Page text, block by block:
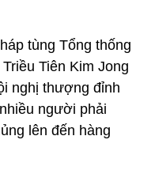
tùng Tổng thống
Tiên Kim Jong
nghị thượng đỉnh
người phải
lên đến hàng